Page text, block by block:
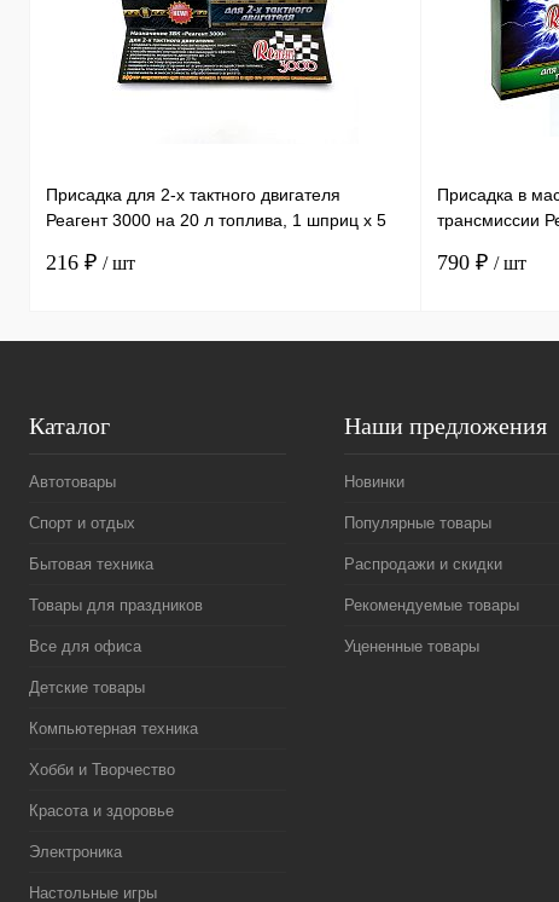
Присадка для 2-х тактного двигателя
Реагент 3000 на 20 л топлива, 1 шприц х 5
216 ₽ / шт
Присадка в
трансмиссии
790 ₽ / шт
Каталог
Автотовары
Спорт и отдых
Бытовая техника
Товары для праздников
Все для офиса
Детские товары
Компьютерная техника
Хобби и Творчество
Красота и здоровье
Электроника
Настольные игры
Наши предложения
Новинки
Популярные товары
Распродажи и скидки
Рекомендуемые товары
Уцененные товары